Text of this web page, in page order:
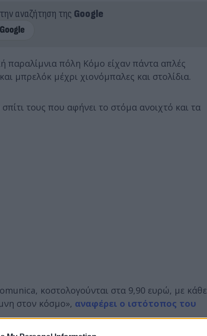
αναζήτηση της Google
παραλίμνια πόλη Κόμο είχαν πάντα απλές
μπρελόκ μέχρι χιονόμπαλες και στολίδια.
τους που αφήνει το στόμα ανοιχτό και τα
κοστολογούνται στα 9,90 ευρώ, με κάθε
στον κόσμο», αναφέρει ο ιστότοπος του